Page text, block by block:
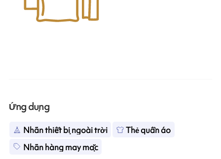
Ứng dụng
Nhãn thiết bị ngoài trời
Thẻ quần áo
Nhãn hàng may mặc